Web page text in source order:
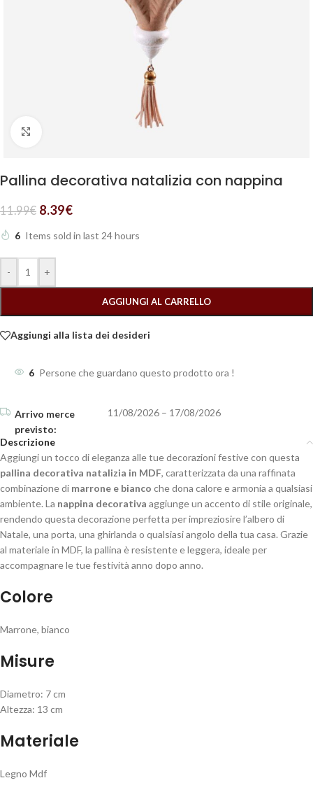
Pallina decorativa natalizia con nappina
11.99€ 8.39€
6 Items sold in last 24 hours
- +
AGGIUNGI AL CARRELLO
Aggiungi alla lista dei desideri
6 Persone che guardano questo prodotto ora !
11/08/2026 – 17/08/2026
Descrizione
Aggiungi un tocco di eleganza alle tue decorazioni festive con questa
pallina decorativa natalizia in MDF, caratterizzata da una raffinata
combinazione di marrone e bianco che dona calore e armonia a qualsiasi
ambiente. La nappina decorativa aggiunge un accento di stile originale,
rendendo questa decorazione perfetta per impreziosire l’albero di
Natale, una porta, una ghirlanda o qualsiasi angolo della tua casa. Grazie
al materiale in MDF, la pallina è resistente e leggera, ideale per
accompagnare le tue festività anno dopo anno.
Colore
Marrone, bianco
Misure
Diametro: 7 cm
Altezza: 13 cm
Materiale
Legno Mdf